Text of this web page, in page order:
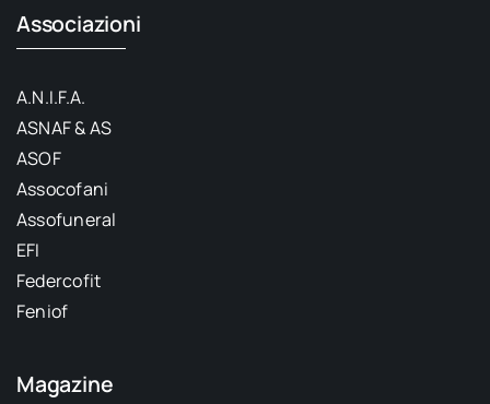
Associazioni
A.N.I.F.A.
ASNAF & AS
ASOF
Assocofani
Assofuneral
EFI
Federcofit
Feniof
Magazine